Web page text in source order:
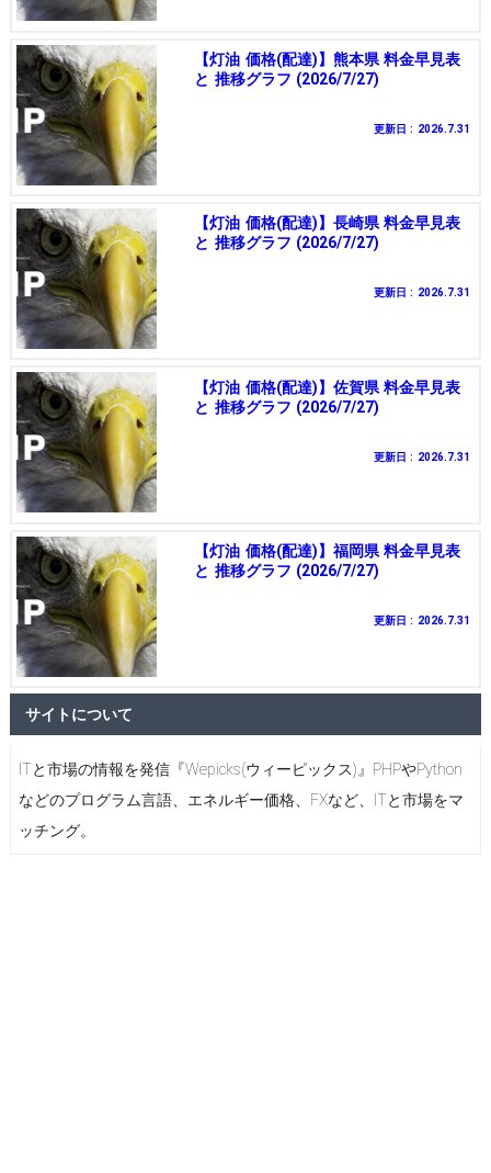
【灯油 価格(配達)】熊本県 料金早見表
と 推移グラフ (2026/7/27)
更新日 : 2026.7.31
【灯油 価格(配達)】長崎県 料金早見表
と 推移グラフ (2026/7/27)
更新日 : 2026.7.31
【灯油 価格(配達)】佐賀県 料金早見表
と 推移グラフ (2026/7/27)
更新日 : 2026.7.31
【灯油 価格(配達)】福岡県 料金早見表
と 推移グラフ (2026/7/27)
更新日 : 2026.7.31
サイトについて
ITと市場の情報を発信『Wepicks(ウィーピックス)』PHPやPython
などのプログラム言語、エネルギー価格、FXなど、ITと市場をマ
ッチング。